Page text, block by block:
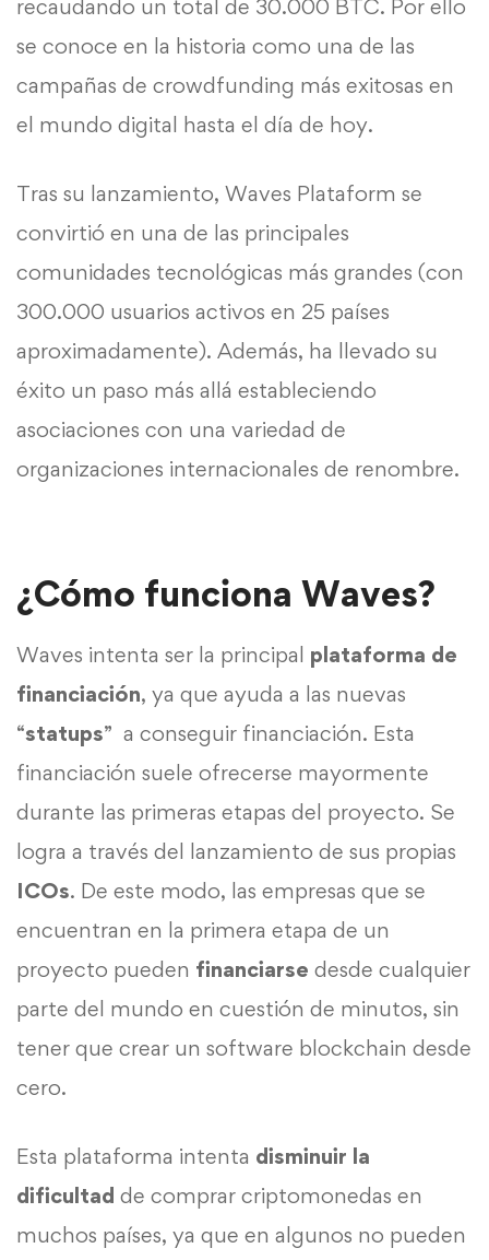
recaudando un total de 30.000 BTC. Por ello
se conoce en la historia como una de las
campañas de crowdfunding más exitosas en
el mundo digital hasta el día de hoy.
Tras su lanzamiento, Waves Plataform se
convirtió en una de las principales
comunidades tecnológicas más grandes (con
300.000 usuarios activos en 25 países
aproximadamente). Además, ha llevado su
éxito un paso más allá estableciendo
asociaciones con una variedad de
organizaciones internacionales de renombre.
¿Cómo funciona Waves?
Waves intenta ser la principal plataforma de
financiación, ya que ayuda a las nuevas
“statups” a conseguir financiación. Esta
financiación suele ofrecerse mayormente
durante las primeras etapas del proyecto. Se
logra a través del lanzamiento de sus propias
ICOs. De este modo, las empresas que se
encuentran en la primera etapa de un
proyecto pueden financiarse desde cualquier
parte del mundo en cuestión de minutos, sin
tener que crear un software blockchain desde
cero.
Esta plataforma intenta disminuir la
dificultad de comprar criptomonedas en
muchos países, ya que en algunos no pueden